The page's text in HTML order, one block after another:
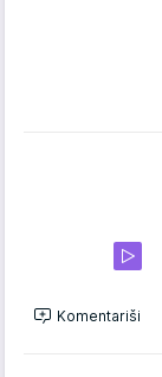
Komentariši